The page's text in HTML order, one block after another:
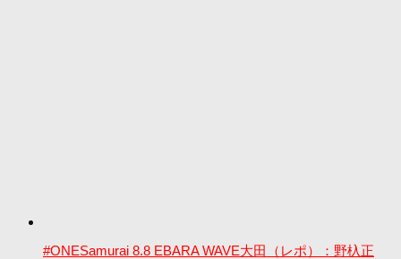
#ONESamurai 8.8 EBARA WAVE大田（レポ）：野杁正